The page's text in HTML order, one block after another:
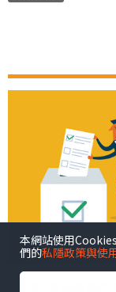
一個制度或組織
本網站使用
們的私隱政策與使